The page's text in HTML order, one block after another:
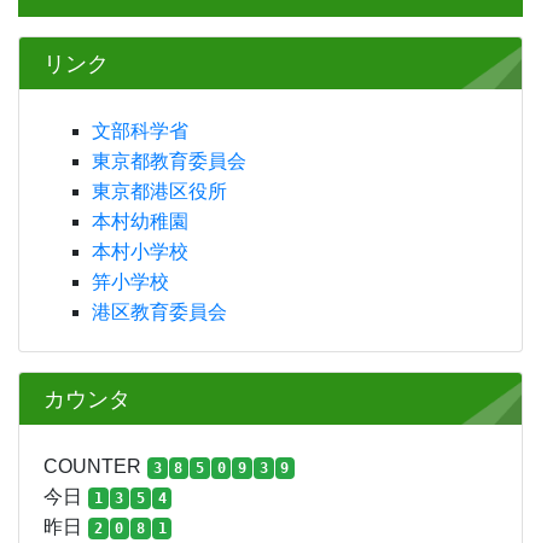
リンク
文部科学省
東京都教育委員会
東京都港区役所
本村幼稚園
本村小学校
笄小学校
港区教育委員会
カウンタ
COUNTER 3 8 5 0 9 3 9
今日 1 3 5 4
昨日 2 0 8 1